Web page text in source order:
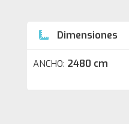
Dimensiones
ANCHO: 2480 cm